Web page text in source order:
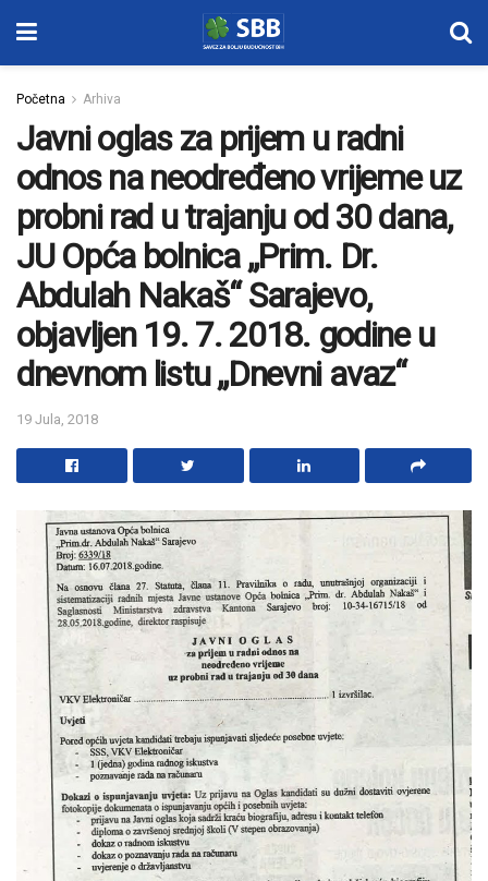
Početna Arhiva
Javni oglas za prijem u radni
odnos na neodređeno vrijeme uz
probni rad u trajanju od 30 dana,
JU Opća bolnica „Prim. Dr.
Abdulah Nakaš“ Sarajevo,
objavljen 19. 7. 2018. godine u
dnevnom listu „Dnevni avaz“
19 Jula, 2018